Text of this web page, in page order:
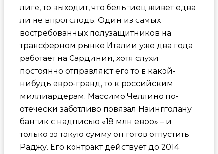
лиге, то выходит, что бельгиец живет едва
ли не впроголодь. Один из самых
востребованных полузащитников на
трансферном рынке Италии уже два года
работает на Сардинии, хотя слухи
постоянно отправляют его то в какой-
нибудь евро-гранд, то к российским
миллиардерам. Массимо Челлино по-
отечески заботливо повязал Наингголану
бантик с надписью «18 млн евро» – и
только за такую сумму он готов отпустить
Раджу. Его контракт действует до 2014